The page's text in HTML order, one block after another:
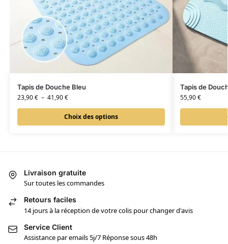
Tapis de Douche Bleu
23,90€ – 41,90€
Choix des options
Tapis de
55,90€
Livraison gratuite
Sur toutes les commandes
Retours faciles
14 jours à la réception de votre colis pour changer d'avis
Service Client
Assistance par emails 5j/7 Réponse sous 48h